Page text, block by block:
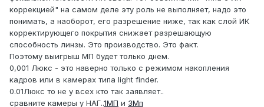
коррекцией" на самом деле эту роль не выполняет, надо это
понимать, а наоборот, его разрешение ниже, так как слой ИК
корректирующего покрытия снижает разрешающую
способность линзы. Это производство. Это факт.
Поэтому выигрыш МП будет только днем.
0,001 Люкс - это наверно только с режимом накопления
кадров или в камерах типа light finder.
0.01Люкс то не у всех кто так заявляет..
сравните камеры у НАГ..1МП и 3Мп